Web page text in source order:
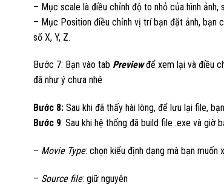
– Mục scale là điều chỉnh độ to nhỏ của hình ảnh,
– Mục Position điều chỉnh vị trí bạn đặt ảnh, bạn
số X, Y, Z.
Bước 7: Bạn vào tab Previewđể xem lại và điều
đã như ý chưa nhé
Bước 8:Sau khi đã thấy hài lòng, để lưu lại file,
Bước 9: Sau khi hệ thống đã build file .exe và giờ
– Movie Type: chọn kiểu định dạng mà bạn muốn
– Source file: giữ nguyên